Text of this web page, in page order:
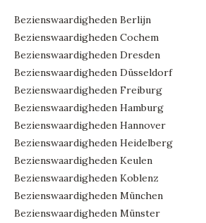
Bezienswaardigheden Berlijn
Bezienswaardigheden Cochem
Bezienswaardigheden Dresden
Bezienswaardigheden Düsseldorf
Bezienswaardigheden Freiburg
Bezienswaardigheden Hamburg
Bezienswaardigheden Hannover
Bezienswaardigheden Heidelberg
Bezienswaardigheden Keulen
Bezienswaardigheden Koblenz
Bezienswaardigheden München
Bezienswaardigheden Münster